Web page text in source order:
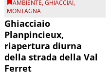
AMBIENTE,GHIACCIAI,
MONTAGNA
Ghiacciaio
Planpincieux,
riapertura diurna
della strada della Val
Ferret